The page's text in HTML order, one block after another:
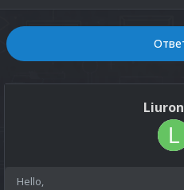
Liuron
Hello,